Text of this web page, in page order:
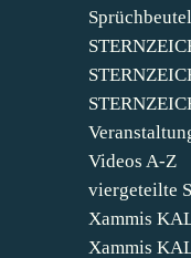
Videos A-Z
viergeteilte
Xammis
Xammis